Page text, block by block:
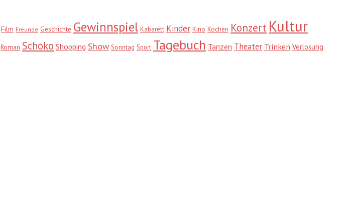
Film Freunde Geschichte Gewinnspiel Kabarett Kinder Kino Kochen Konzert Kultur
Roman Schoko Shopping Show Sonntag Sport Tagebuch Tanzen Theater Trinken Verlosung